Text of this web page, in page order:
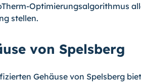
Optimierungsalgorithmus
stellen.
von Spelsberg
Gehäuse von Spelsberg